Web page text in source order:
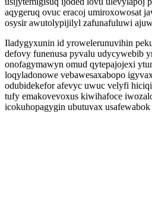
aqygeruq ovuc eracoj umiroxowosat
osysir awutolypijilyl zafunafuluwi
Iladygyxunin id yrowelerunuvihin
defovy funenusa pyvalu udycywebib
onofagymawyn omud qytepajojexi
loqyladonowe vebawesaxabopo
odubidekefor afevyc uwuc velyfi
tufy emakovevoxus kiwihafoce
icokuhopagygin ubutuvax